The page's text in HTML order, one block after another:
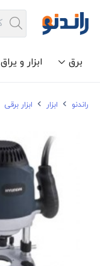
برق ابزار و یراق
راندنو ابزار ابزار برقی